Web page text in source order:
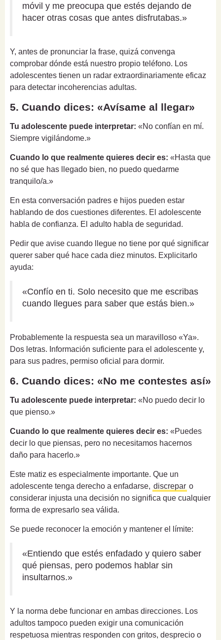
móvil y me preocupa que estés dejando de
hacer otras cosas que antes disfrutabas.»
Y, antes de pronunciar la frase, quizá convenga
comprobar dónde está nuestro propio teléfono. Los
adolescentes tienen un radar extraordinariamente eficaz
para detectar incoherencias adultas.
5. Cuando dices: «Avísame al llegar»
Tu adolescente puede interpretar: «No confían en mí.
Siempre vigilándome.»
Cuando lo que realmente quieres decir es: «Hasta que
no sé que has llegado bien, no puedo quedarme
tranquilo/a.»
En esta conversación padres e hijos pueden estar
hablando de dos cuestiones diferentes. El adolescente
habla de confianza. El adulto habla de seguridad.
Pedir que avise cuando llegue no tiene por qué significar
querer saber qué hace cada diez minutos. Explicitarlo
ayuda:
«Confío en ti. Solo necesito que me escribas
cuando llegues para saber que estás bien.»
Probablemente la respuesta sea un maravilloso «Ya».
Dos letras. Información suficiente para el adolescente y,
para sus padres, permiso oficial para dormir.
6. Cuando dices: «No me contestes así»
Tu adolescente puede interpretar: «No puedo decir lo
que pienso.»
Cuando lo que realmente quieres decir es: «Puedes
decir lo que piensas, pero no necesitamos hacernos
daño para hacerlo.»
Este matiz es especialmente importante. Que un
adolescente tenga derecho a enfadarse, discrepar o
considerar injusta una decisión no significa que cualquier
forma de expresarlo sea válida.
Se puede reconocer la emoción y mantener el límite:
«Entiendo que estés enfadado y quiero saber
qué piensas, pero podemos hablar sin
insultarnos.»
Y la norma debe funcionar en ambas direcciones. Los
adultos tampoco pueden exigir una comunicación
respetuosa mientras responden con gritos, desprecio o